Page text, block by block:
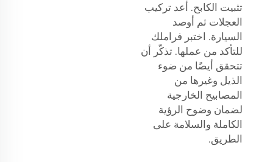
تثبيت الكابح. أعد تركيب
العجلات ثم أوصد
السيارة. اختبر فراملك
للتأكد من عملها. تذكّر أن
تتحقق أيضًا من ضوء
الذيل وغيرها من
المصابيح الخارجية
لضمان وضوح الرؤية
الكاملة والسلامة على
الطريق.